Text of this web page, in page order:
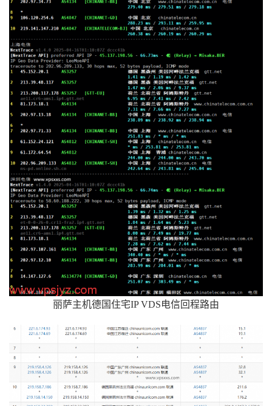
丽萨主机德国住宅IP VDS电信回程路由